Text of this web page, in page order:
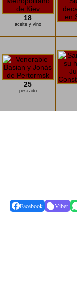
18
aceite y vino
25
pescado
Facebook Viber